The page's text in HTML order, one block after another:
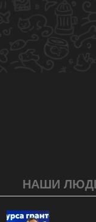
НАШИ